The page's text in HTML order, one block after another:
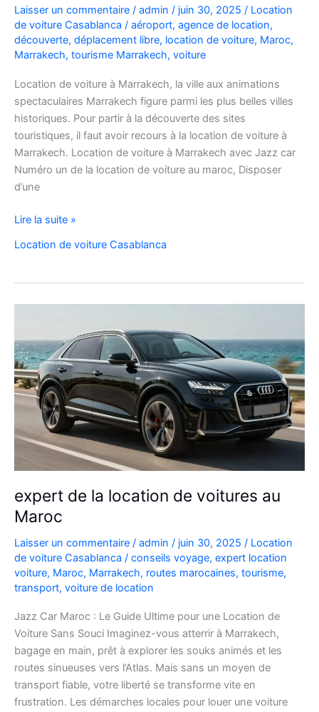
Laisser un commentaire / admin / juin 30, 2025 / Location
de voiture Casablanca / aéroport, agence de location,
découverte, déplacement libre, location de voiture, Maroc,
Marrakech, tourisme Marrakech, voiture
Location de voiture à Marrakech, la ville aux animations
spectaculaires Marrakech figure parmi les plus belles villes
historiques. Pour partir à la découverte des sites
touristiques, il faut avoir recours à la location de voiture à
Marrakech. Location de voiture à Marrakech avec Jazz car
Numéro un de la location de voiture au maroc, Disposer
d’une
Location
voiture
Marrakech
Lire la suite »
Location de voiture Casablanca
expert de la location de voitures au
Maroc
Laisser un commentaire / admin / juin 30, 2025 / Location
de voiture Casablanca / conseils voyage, expert location
voiture, Maroc, Marrakech, routes marocaines, tourisme,
transport, voiture de location
Jazz Car Maroc : Le Guide Ultime pour une Location de
Voiture Sans Souci Imaginez-vous atterrir à Marrakech,
bagage en main, prêt à explorer les souks animés et les
routes sinueuses vers l’Atlas. Mais sans un moyen de
transport fiable, votre liberté se transforme vite en
frustration. Les démarches locales pour louer une voiture